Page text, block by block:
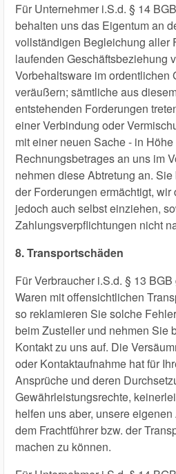
Für Unternehmer i.S.d. § 14
behalten uns das Eigentum an
vollständigen Begleichung aller
laufenden Geschäftsbeziehung
Vorbehaltsware im ordentlichen
veräußern; sämtliche aus
entstehenden Forderungen
einer Verbindung oder
mit einer neuen Sache - in
Rechnungsbetrages an uns im
nehmen diese Abtretung an.
der Forderungen ermächtigt, wir
jedoch auch selbst einziehen,
Zahlungsverpflichtungen nicht
8. Transportschäden
Für Verbraucher i.S.d. § 13
Waren mit offensichtlichen
so reklamieren Sie solche
beim Zusteller und nehmen Sie
Kontakt zu uns auf. Die
oder Kontaktaufnahme hat für
Ansprüche und deren
Gewährleistungsrechte,
helfen uns aber, unsere
dem Frachtführer bzw. der
machen zu können.